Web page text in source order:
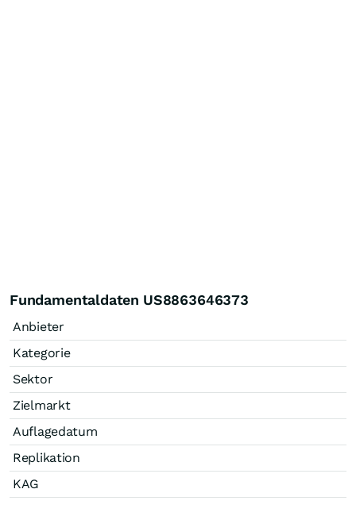
Fundamentaldaten US8863646373
Anbieter
Kategorie
Sektor
Zielmarkt
Auflagedatum
Replikation
KAG